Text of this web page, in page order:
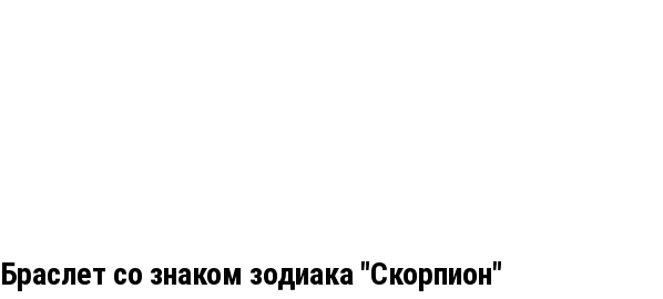
Браслет со знаком зодиака "Скорпион"